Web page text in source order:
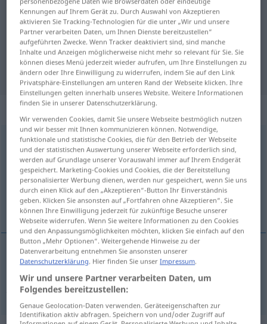
"podniszczony"
"podniszczony" Deutsch
Übersetzung
„podniszczony“
podniszczony
Übersicht aller Übersetzungen
(Für mehr Details die Übersetzung anklicken/antippen)
etwas abgenutzt, etwas verschlissen
etwasabgenutzt,etwasverschlissen
podniszczony ubranie
Kennungen auf Ihrem Gerät zu. Durch Auswahl von Akzeptieren
aktivieren Sie Tracking-Technologien für die unter „Wir und unsere
Partner verarbeiten Daten, um Ihnen Dienste bereitzustellen“
aufgeführten Zwecke. Wenn Tracker deaktiviert sind, sind manche
Inhalte und Anzeigen möglicherweise nicht mehr so relevant für Sie. Sie
können dieses Menü jederzeit wieder aufrufen, um Ihre Einstellungen zu
ändern oder Ihre Einwilligung zu widerrufen, indem Sie auf den Link
Privatsphäre-Einstellungen am unteren Rand der Webseite klicken. Ihre
Einstellungen gelten innerhalb unseres Website. Weitere Informationen
finden Sie in unserer Datenschutzerklärung.
Wir verwenden Cookies, damit Sie unsere Webseite bestmöglich nutzen
und wir besser mit Ihnen kommunizieren können. Notwendige,
funktionale und statistische Cookies, die für den Betrieb der Webseite
und der statistischen Auswertung unserer Webseite erforderlich sind,
werden auf Grundlage unserer Vorauswahl immer auf Ihrem Endgerät
gespeichert. Marketing-Cookies und Cookies, die der Bereitstellung
personalisierter Werbung dienen, werden nur gespeichert, wenn Sie uns
durch einen Klick auf den „Akzeptieren“-Button Ihr Einverständnis
geben. Klicken Sie ansonsten auf „Fortfahren ohne Akzeptieren“. Sie
können Ihre Einwilligung jederzeit für zukünftige Besuche unserer
Webseite widerrufen. Wenn Sie weitere Informationen zu den Cookies
und den Anpassungsmöglichkeiten möchten, klicken Sie einfach auf den
Button „Mehr Optionen“. Weitergehende Hinweise zu der
Datenverarbeitung entnehmen Sie ansonsten unserer
Datenschutzerklärung. Hier finden Sie unserImpressum.
Wir und unsere Partner verarbeiten Daten, um
Folgendes bereitzustellen:
Genaue Geolocation-Daten verwenden. Geräteeigenschaften zur
Identifikation aktiv abfragen. Speichern von und/oder Zugriff auf